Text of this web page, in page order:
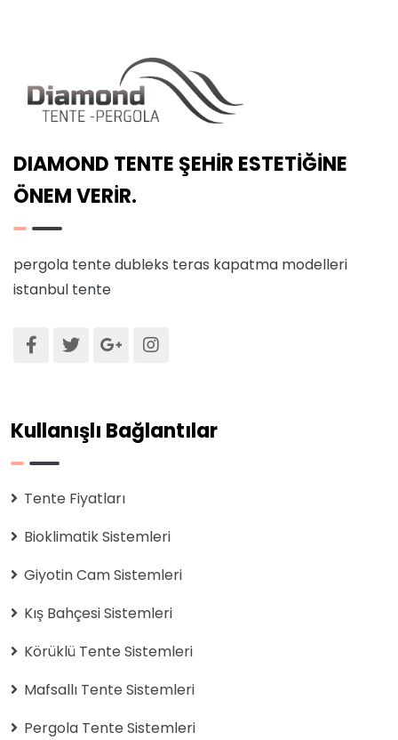
DIAMOND TENTE ŞEHİR ESTETİĞİNE
ÖNEM VERİR.
pergola tentedubleks teras kapatma modelleri
istanbul tente
Kullanışlı Bağlantılar
Tente Fiyatları
Bioklimatik Sistemleri
Giyotin Cam Sistemleri
Kış Bahçesi Sistemleri
Körüklü Tente Sistemleri
Mafsallı Tente Sistemleri
Pergola Tente Sistemleri